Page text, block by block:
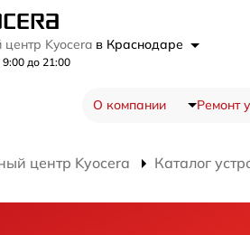
Kyocera в Краснодаре
до 21:00
О компании Ремонт
центр Kyocera Каталог